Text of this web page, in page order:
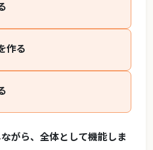
作る
がら、全体として機能しま